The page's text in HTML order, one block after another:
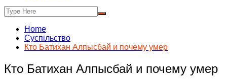
Home
Суспільство
Кто Батихан Алпысбай и почему умер
Кто Батихан Алпысбай и почему умер